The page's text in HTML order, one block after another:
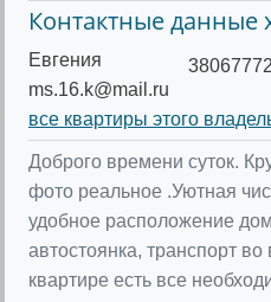
Контактные данные
Евгения
ms.16.k@mail.ru
все квартиры этого
Доброго времени суток.
фото реальное .Уютная
удобное расположение
автостоянка, транспорт
квартире есть все